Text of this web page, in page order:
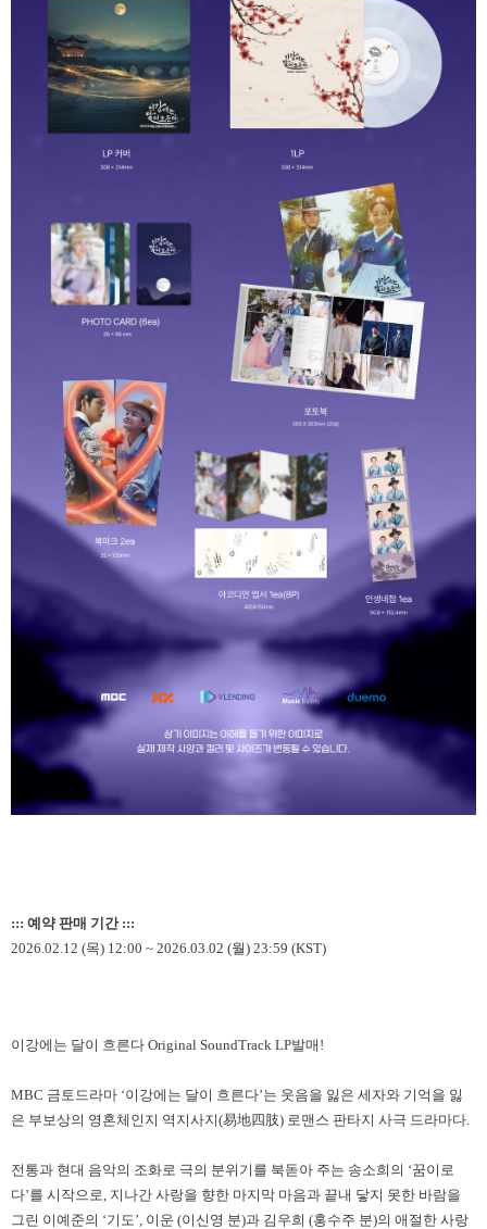
::: 예약 판매 기간 :::
2026.02.12 (목) 12:00 ~ 2026.03.02 (월) 23:59 (KST)
이강에는 달이 흐른다 Original SoundTrack LP발매!
MBC 금토드라마 ‘이강에는 달이 흐른다’는 웃음을 잃은 세자와 기억을 잃
은 부보상의 영혼체인지 역지사지(易地四肢) 로맨스 판타지 사극 드라마다.
전통과 현대 음악의 조화로 극의 분위기를 북돋아 주는 송소희의 ‘꿈이로
다’를 시작으로, 지나간 사랑을 향한 마지막 마음과 끝내 닿지 못한 바람을
그린 이예준의 ‘기도’, 이운 (이신영 분)과 김우희 (홍수주 분)의 애절한 사랑